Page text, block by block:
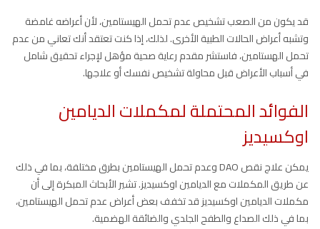
قد يكون من الصعب تشخيص عدم تحمل الهيستامين، لأن أعراضه غامضة
وتشبه أعراض الحالات الطبية الأخرى. لذلك، إذا كنت تعتقد أنك تعاني من عدم
تحمل الهستامين، فاستشر مقدم رعاية صحية مؤهل لإجراء تحقيق شامل
في أسباب الأعراض قبل محاولة تشخيص نفسك أو علاجها.
الفوائد المحتملة لمكملات الديامين
اوكسيديز
يمكن علاج نقص DAO وعدم تحمل الهيستامين بطرق مختلفة، بما في ذلك
عن طريق المكملات مع الديامين اوكسيديز. تشير الأبحاث المبكرة إلى أن
مكملات الديامين اوكسيديز قد تخفف بعض أعراض عدم تحمل الهيستامين،
بما في ذلك الصداع والطفح الجلدي والضائقة الهضمية.